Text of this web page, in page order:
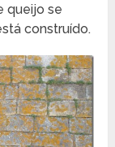
queijo se
construído.